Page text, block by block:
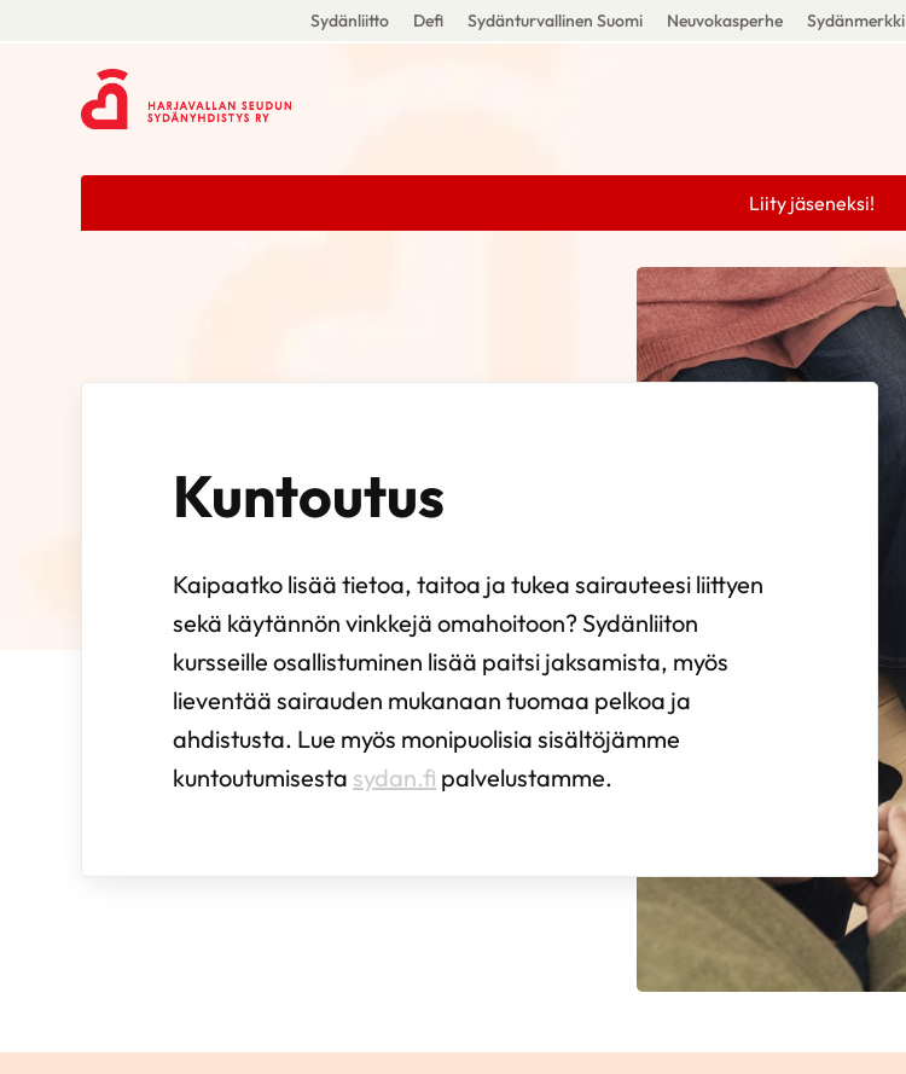
Sydänliitto Defi Sydänturvallinen Suomi Neuvokasperhe Sydänmerkki
Liity jäseneksi!
Kuntoutus
Kaipaatko lisää tietoa, taitoa ja tukea sairauteesi liittyen
sekä käytännön vinkkejä omahoitoon? Sydänliiton
kursseille osallistuminen lisää paitsi jaksamista, myös
lieventää sairauden mukanaan tuomaa pelkoa ja
ahdistusta. Lue myös monipuolisia sisältöjämme
kuntoutumisesta sydan.fi palvelustamme.